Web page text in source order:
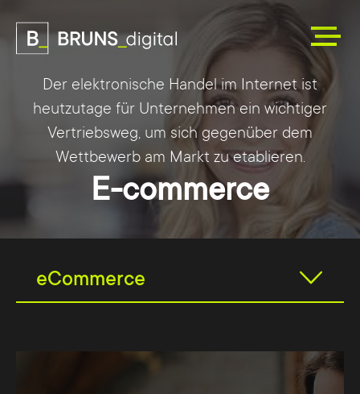
Der elektronische Handel im Internet ist
heutzutage für Unternehmen ein wichtiger
Vertriebsweg, um sich gegenüber dem
Wettbewerb am Markt zu etablieren.
E-commerce
eCommerce